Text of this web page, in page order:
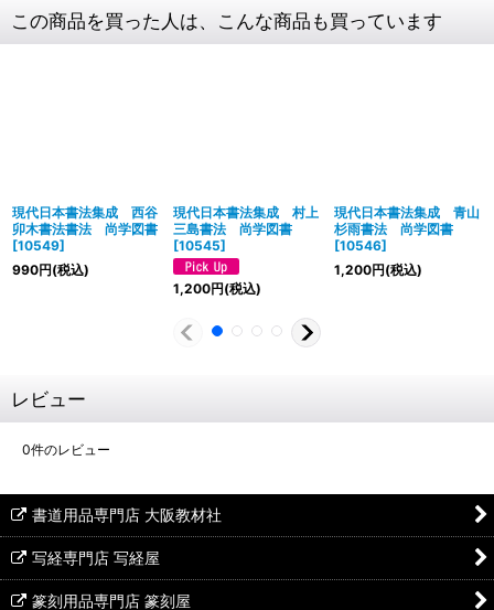
この商品を買った人は、こんな商品も買っています
現代日本書法集成 西谷
卯木書法書法 尚学図書
[10549]
990円(税込)
現代日本書法集成 村上
三島書法 尚学図書
[10545]
1,200円(税込)
現代日本書法集成 青山
杉雨書法 尚学図書
[10546]
1,200円(税込)
レビュー
0件のレビュー
書道用品専門店 大阪教材社
写経専門店 写経屋
篆刻用品専門店 篆刻屋